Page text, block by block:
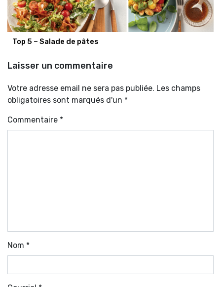
Top 5 – Salade de pâtes
Laisser un commentaire
Votre adresse email ne sera pas publiée. Les champs
obligatoires sont marqués d'un *
Commentaire *
Nom *